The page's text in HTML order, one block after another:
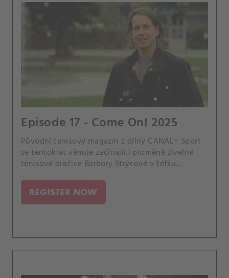
Episode 17 - Come On! 2025
Původní tenisový magazín z dílny CANAL+ Sport
se tentokrát věnuje začínající proměně živelné
tenisové dračice Barbory Strýcové v šéfku
A všímá si, které hvězdy se jako první
kvalifikovaly na pompézní slavnosti WTA Finals,
při níž se v Rijádu utká osm nejlepších dam a osm
REGISTER NOW